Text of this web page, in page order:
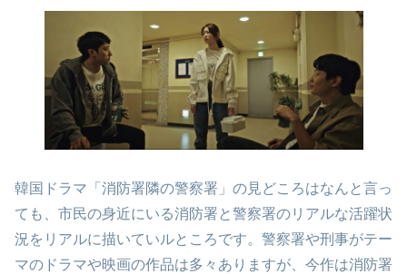
韓国ドラマ「消防署隣の警察署」の見どころはなんと言っ
ても、市民の身近にいる消防署と警察署のリアルな活躍状
況をリアルに描いていルところです。警察署や刑事がテー
マのドラマや映画の作品は多々ありますが、今作は消防署